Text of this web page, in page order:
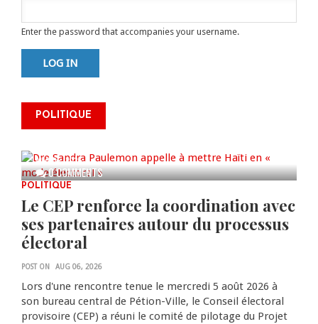
Enter the password that accompanies your username.
POLITIQUE
0 COMMENTS
mettre Haïti en « mode électoral
» à travers une vaste campagne
AUG 06, 2026
POLITIQUE
Le CEP renforce la coordination avec
ses partenaires autour du processus
électoral
POST ON AUG 06, 2026
Lors d'une rencontre tenue le mercredi 5 août 2026 à
son bureau central de Pétion-Ville, le Conseil électoral
provisoire (CEP) a réuni le comité de pilotage du Projet